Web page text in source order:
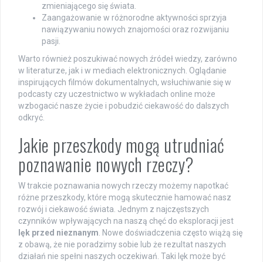
zmieniającego się świata.
Zaangażowanie w różnorodne aktywności sprzyja
nawiązywaniu nowych znajomości oraz rozwijaniu
pasji.
Warto również poszukiwać nowych źródeł wiedzy, zarówno
w literaturze, jak i w mediach elektronicznych. Oglądanie
inspirujących filmów dokumentalnych, wsłuchiwanie się w
podcasty czy uczestnictwo w wykładach online może
wzbogacić nasze życie i pobudzić ciekawość do dalszych
odkryć.
Jakie przeszkody mogą utrudniać
poznawanie nowych rzeczy?
W trakcie poznawania nowych rzeczy możemy napotkać
różne przeszkody, które mogą skutecznie hamować nasz
rozwój i ciekawość świata. Jednym z najczęstszych
czynników wpływających na naszą chęć do eksploracji jest
lęk przed nieznanym. Nowe doświadczenia często wiążą się
z obawą, że nie poradzimy sobie lub że rezultat naszych
działań nie spełni naszych oczekiwań. Taki lęk może być